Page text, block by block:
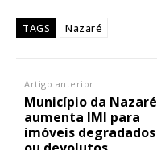
TAGS Nazaré
Artigo anterior
Município da Nazaré
aumenta IMI para
imóveis degradados